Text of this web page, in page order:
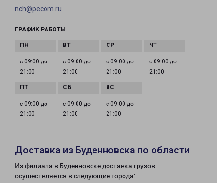
nch@pecom.ru
ГРАФИК РАБОТЫ
с 09:00 до
21:00
с 09:00 до
21:00
с 09:00 до
21:00
с 09:00 до
21:00
с 09:00 до
21:00
с 09:00 до
21:00
с 09:00 до
21:00
Доставка из Буденновска по области
Из филиала в Буденновске доставка грузов
осуществляется в следующие города: